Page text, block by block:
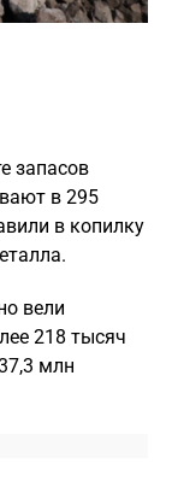
запасов
в 295
в копилку
вели
218 тысяч
млн